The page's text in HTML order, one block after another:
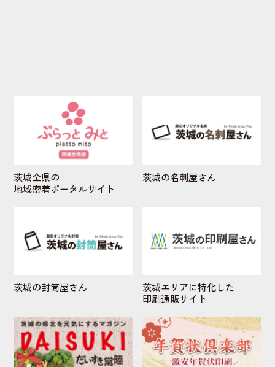
茨城全県の
地域密着ポータルサイト
茨城の名刺屋さん
茨城の封筒屋さん
茨城エリアに特化した
印刷通販サイト